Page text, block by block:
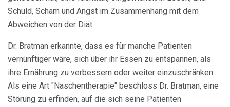
Schuld, Scham und Angst im Zusammenhang mit dem
Abweichen von der Diät.
Dr. Bratman erkannte, dass es für manche Patienten
vernünftiger wäre, sich über ihr Essen zu entspannen, als
ihre Ernährung zu verbessern oder weiter einzuschränken.
Als eine Art "Naschentherapie" beschloss Dr. Bratman, eine
Störung zu erfinden, auf die sich seine Patienten